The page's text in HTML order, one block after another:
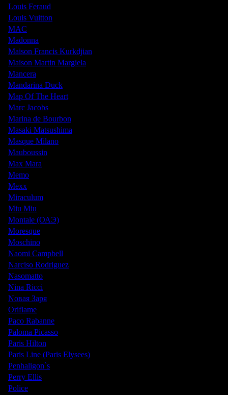
Louis Feraud
Louis Vuitton
MAC
Madonna
Maison Francis Kurkdjian
Maison Martin Margiela
Mancera
Mandarina Duck
Map Of The Heart
Marc Jacobs
Marina de Bourbon
Masaki Matsushima
Masque Milano
Mauboussin
Max Mara
Memo
Mexx
Miraculum
Miu Miu
Montale (ОАЭ)
Moresque
Moschino
Naomi Campbell
Narciso Rodriguez
Nasomatto
Nina Ricci
Nовая Заря
Oriflame
Paco Rabanne
Paloma Picasso
Paris Hilton
Paris Line (Paris Elysees)
Penhaligon`s
Perry Ellis
Police